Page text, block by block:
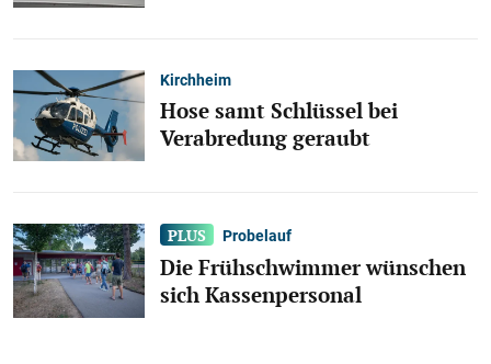
Kirchheim
Hose samt Schlüssel bei
Verabredung geraubt
Probelauf
Die Frühschwimmer wünschen
sich Kassenpersonal